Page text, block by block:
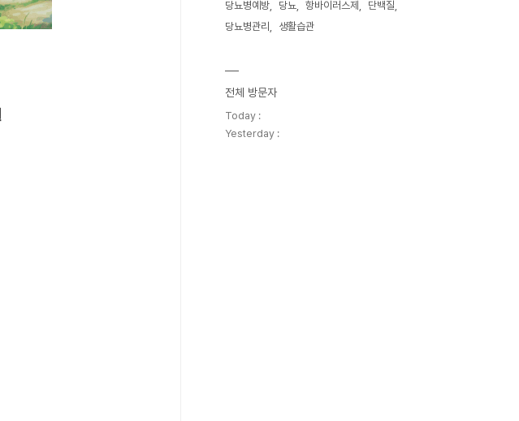
당뇨병예방
당뇨 항바이러스제
단백질
당뇨병관리
생활습관
전체 방문자
Today :
Yesterday :